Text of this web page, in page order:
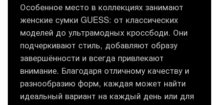
Особенное место в коллекциях занимают
женские сумки GUESS: от классических
моделей до ультрамодных кроссбоди. Они
подчеркивают стиль, добавляют образу
завершённости и всегда привлекают
внимание. Благодаря отличному качеству и
разнообразию форм, каждая может найти
идеальный вариант на каждый день или для